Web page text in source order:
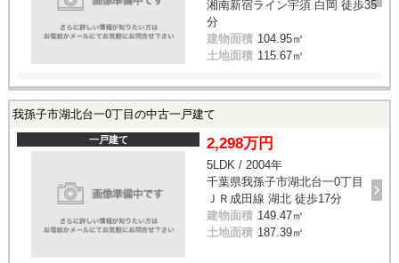
湘南新宿ライン宇須 白岡 徒歩35
分
建物面積 104.95㎡
土地面積 115.67㎡
我孫子市湖北台一0丁目の中古一戸建て
一戸建て 2,298万円
5LDK / 2004年
千葉県我孫子市湖北台一0丁目
ＪＲ成田線 湖北 徒歩17分
建物面積 149.47㎡
土地面積 187.39㎡